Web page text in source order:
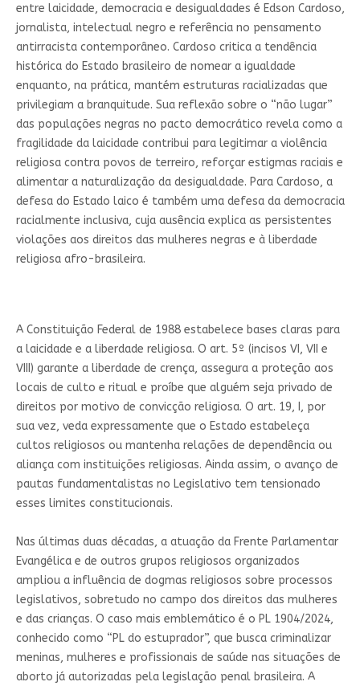
entre laicidade, democracia e desigualdades é Edson Cardoso,
jornalista, intelectual negro e referência no pensamento
antirracista contemporâneo. Cardoso critica a tendência
histórica do Estado brasileiro de nomear a igualdade
enquanto, na prática, mantém estruturas racializadas que
privilegiam a branquitude. Sua reflexão sobre o “não lugar”
das populações negras no pacto democrático revela como a
fragilidade da laicidade contribui para legitimar a violência
religiosa contra povos de terreiro, reforçar estigmas raciais e
alimentar a naturalização da desigualdade. Para Cardoso, a
defesa do Estado laico é também uma defesa da democracia
racialmente inclusiva, cuja ausência explica as persistentes
violações aos direitos das mulheres negras e à liberdade
religiosa afro-brasileira.
A Constituição Federal de 1988 estabelece bases claras para
a laicidade e a liberdade religiosa. O art. 5º (incisos VI, VII e
VIII) garante a liberdade de crença, assegura a proteção aos
locais de culto e ritual e proíbe que alguém seja privado de
direitos por motivo de convicção religiosa. O art. 19, I, por
sua vez, veda expressamente que o Estado estabeleça
cultos religiosos ou mantenha relações de dependência ou
aliança com instituições religiosas. Ainda assim, o avanço de
pautas fundamentalistas no Legislativo tem tensionado
esses limites constitucionais.
Nas últimas duas décadas, a atuação da Frente Parlamentar
Evangélica e de outros grupos religiosos organizados
ampliou a influência de dogmas religiosos sobre processos
legislativos, sobretudo no campo dos direitos das mulheres
e das crianças. O caso mais emblemático é o PL 1904/2024,
conhecido como “PL do estuprador”, que busca criminalizar
meninas, mulheres e profissionais de saúde nas situações de
aborto já autorizadas pela legislação penal brasileira. A